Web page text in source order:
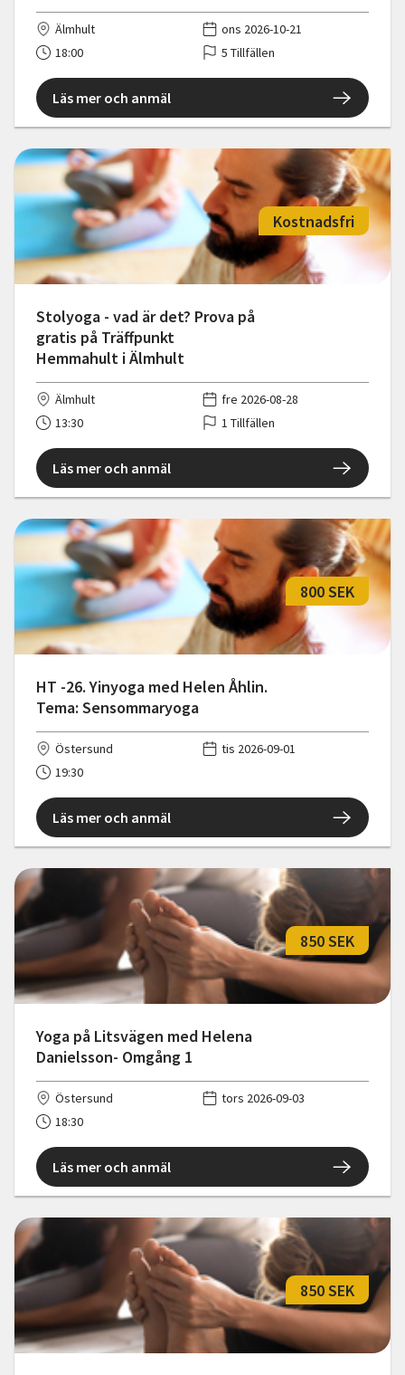
Älmhult
ons 2026-10-21
18:00
5 Tillfällen
Läs mer och anmäl
Stolyoga - vad är det? Prova på
gratis på Träffpunkt
Hemmahult i Älmhult
Kostnadsfri
Älmhult
fre 2026-08-28
13:30
1 Tillfällen
Läs mer och anmäl
HT -26. Yinyoga med Helen Åhlin.
Tema: Sensommaryoga
800 SEK
Östersund
tis 2026-09-01
19:30
Läs mer och anmäl
Yoga på Litsvägen med Helena
Danielsson- Omgång 1
850 SEK
Östersund
tors 2026-09-03
18:30
Läs mer och anmäl
850 SEK